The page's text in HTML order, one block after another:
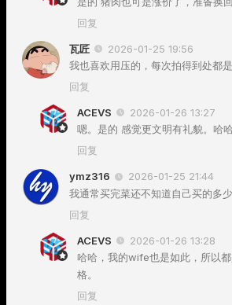
回复
瓦匠
2026-01-25 19:56
我也喜欢用压的，每次拍得到处都是
回复
ACEVS
2026-01-26 13:27
嗯。是的 感觉更文明有礼貌。哈哈
回复
ymz316
2026-01-25 21:44
我通常买完菜还不知道自己买的多少
回复
ACEVS
2026-01-26 13:28
哈哈，我的wife也是如此，所以
格。
回复